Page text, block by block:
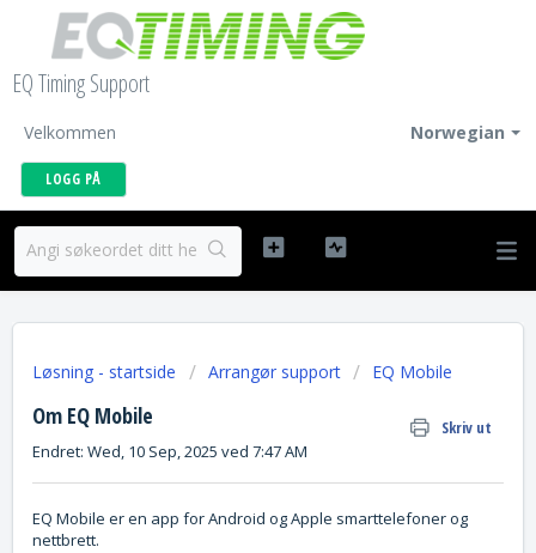
EQ Timing Support
Norwegian
Velkommen
LOGG PÅ
Løsning - startside Arrangør support EQ Mobile
Om EQ Mobile
Skriv ut
Endret: Wed, 10 Sep, 2025 ved 7:47 AM
EQ Mobile er en app for Android og Apple smarttelefoner og
nettbrett.